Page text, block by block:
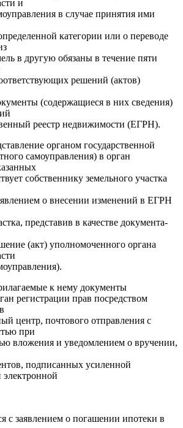
и
в случае принятия ими
категории или о переводе
в другую обязаны в течение пяти
решений (актов)
(содержащиеся в них сведения)
реестр недвижимости (ЕГРН).
органом государственной
самоуправления) в орган
собственнику земельного участка
о внесении изменений в ЕГРН
представив в качестве документа-
(акт) уполномоченного органа
к нему документы
регистрации прав посредством
центр, почтового отправления с
при
вложения и уведомлением о вручении,
подписанных усиленной
с заявлением о погашении ипотеки в